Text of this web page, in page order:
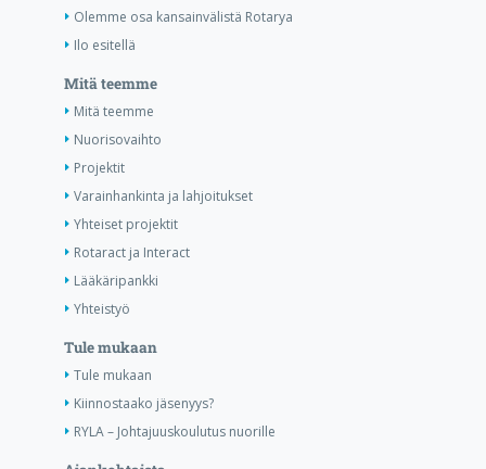
Olemme osa kansainvälistä Rotarya
Ilo esitellä
Mitä teemme
Mitä teemme
Nuorisovaihto
Projektit
Varainhankinta ja lahjoitukset
Yhteiset projektit
Rotaract ja Interact
Lääkäripankki
Yhteistyö
Tule mukaan
Tule mukaan
Kiinnostaako jäsenyys?
RYLA – Johtajuuskoulutus nuorille